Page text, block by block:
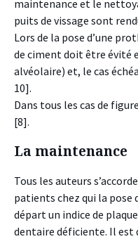
maintenance et le
puits de vissage sont
Lors de la pose d’une
de ciment doit être évité
alvéolaire) et, le cas
10].
Dans tous les cas de
[8].
La maintenance
Tous les auteurs
patients chez qui la pose
départ un indice de
dentaire déficiente. Il est